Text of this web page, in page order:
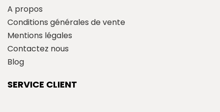
A propos
Conditions générales de vente
Mentions légales
Contactez nous
Blog
SERVICE CLIENT